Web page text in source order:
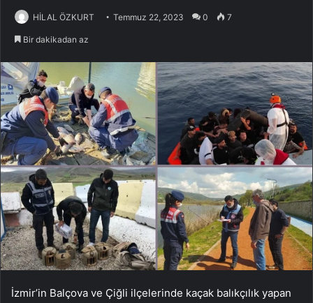
HİLAL ÖZKURT Temmuz 22, 2023 0 7
Bir dakikadan az
İzmir’in Balçova ve Çiğli ilçelerinde kaçak balıkçılık yapan